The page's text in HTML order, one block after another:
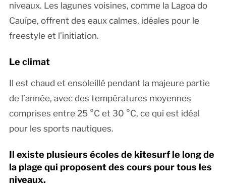
niveaux. Les lagunes voisines, comme la Lagoa do
Cauípe, offrent des eaux calmes, idéales pour le
freestyle et l’initiation.
Le climat
Il est chaud et ensoleillé pendant la majeure partie
de l’année, avec des températures moyennes
comprises entre 25 °C et 30 °C, ce qui est idéal
pour les sports nautiques.
Il existe plusieurs écoles de kitesurf le long de
la plage qui proposent des cours pour tous les
niveaux.